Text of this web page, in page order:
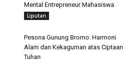
Mental Entrepreneur Mahasiswa
Liputan
Pesona Gunung Bromo: Harmoni
Alam dan Kekaguman atas Ciptaan
Tuhan